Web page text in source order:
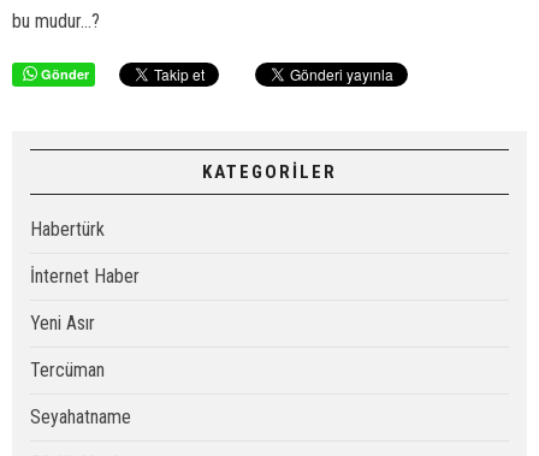
bu mudur...?
Gönder
KATEGORİLER
Habertürk
İnternet Haber
Yeni Asır
Tercüman
Seyahatname